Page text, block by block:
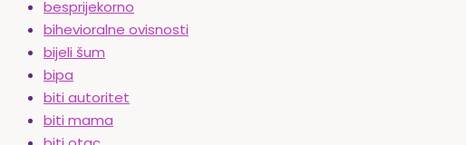
besprijekorno
bihevioralne ovisnosti
bijeli šum
bipa
biti autoritet
biti mama